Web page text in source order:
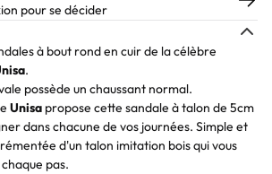
pour se décider
à bout rond en cuir de la célèbre
.
possède un chaussant normal.
Unisa propose cette sandale à talon de 5cm
dans chacune de vos journées. Simple et
d'un talon imitation bois qui vous
pas.